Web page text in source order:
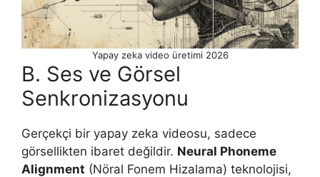
Yapay zeka video üretimi 2026
B. Ses ve Görsel
Senkronizasyonu
Gerçekçi bir yapay zeka videosu, sadece
görsellikten ibaret değildir. Neural Phoneme
Alignment (Nöral Fonem Hizalama) teknolojisi,